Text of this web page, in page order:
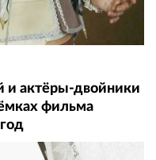
актёры-двойники
фильма